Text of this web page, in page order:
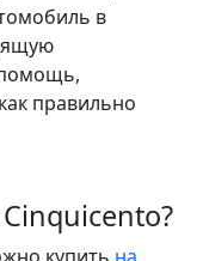
в
правильно